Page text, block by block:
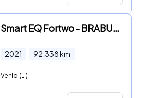
Smart EQ Fortwo - BRABUS Mattrunner Brabus Mattrunner | Camera | Stoelverwarmi
2021 92.338km
Venlo (LI)